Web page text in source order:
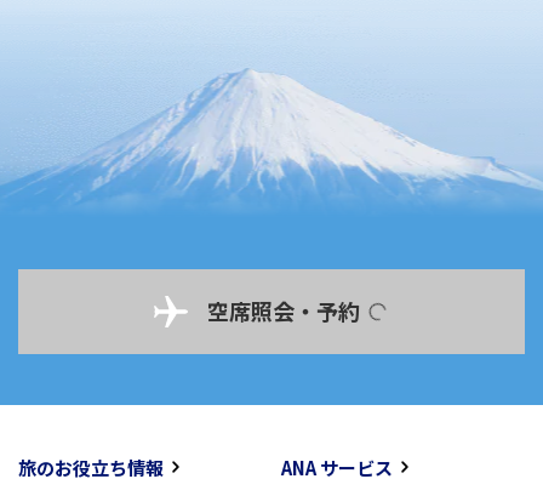
空席照会・予約
旅のお役立ち情報 ANA サービス